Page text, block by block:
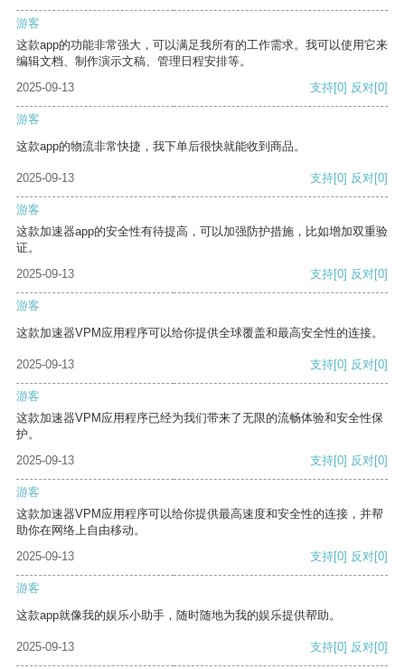
游客
这款app的功能非常强大，可以满足我所有的工作需求。我可以使用它来
编辑文档、制作演示文稿、管理日程安排等。
2025-09-13
支持[0] 反对[0]
游客
这款app的物流非常快捷，我下单后很快就能收到商品。
2025-09-13 支持[0] 反对[0]
游客
这款加速器app的安全性有待提高，可以加强防护措施，比如增加双重验
证。
2025-09-13
支持[0] 反对[0]
游客
这款加速器VPM应用程序可以给你提供全球覆盖和最高安全性的连接。
2025-09-13 支持[0] 反对[0]
游客
这款加速器VPM应用程序已经为我们带来了无限的流畅体验和安全性保
护。
2025-09-13
支持[0] 反对[0]
游客
这款加速器VPM应用程序可以给你提供最高速度和安全性的连接，并帮
助你在网络上自由移动。
2025-09-13
支持[0] 反对[0]
游客
这款app就像我的娱乐小助手，随时随地为我的娱乐提供帮助。
2025-09-13 支持[0] 反对[0]